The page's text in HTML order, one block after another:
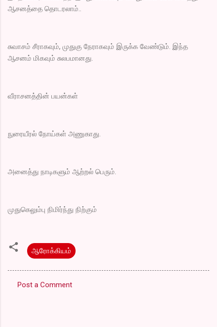
ஆசனத்தை தொடரலாம்..
சுவாசம் சீராகவும், முதுகு நேராகவும் இருக்க வேண்டும். இந்த
ஆசனம் மிகவும் சுலபமானது.
வீராசனத்தின் பயன்கள்
நுரையீரல் நோய்கள் அணுகாது.
அனைத்து நாடிகளும் ஆற்றல் பெரும்.
முதுகெலும்பு நிமிர்ந்து நிற்கும்
ஆரோக்கியம்
Post a Comment